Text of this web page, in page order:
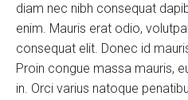
diam nec nibh consequat
enim. Mauris erat odio,
consequat elit. Donec id
Proin congue massa mauris,
in. Orci varius natoque